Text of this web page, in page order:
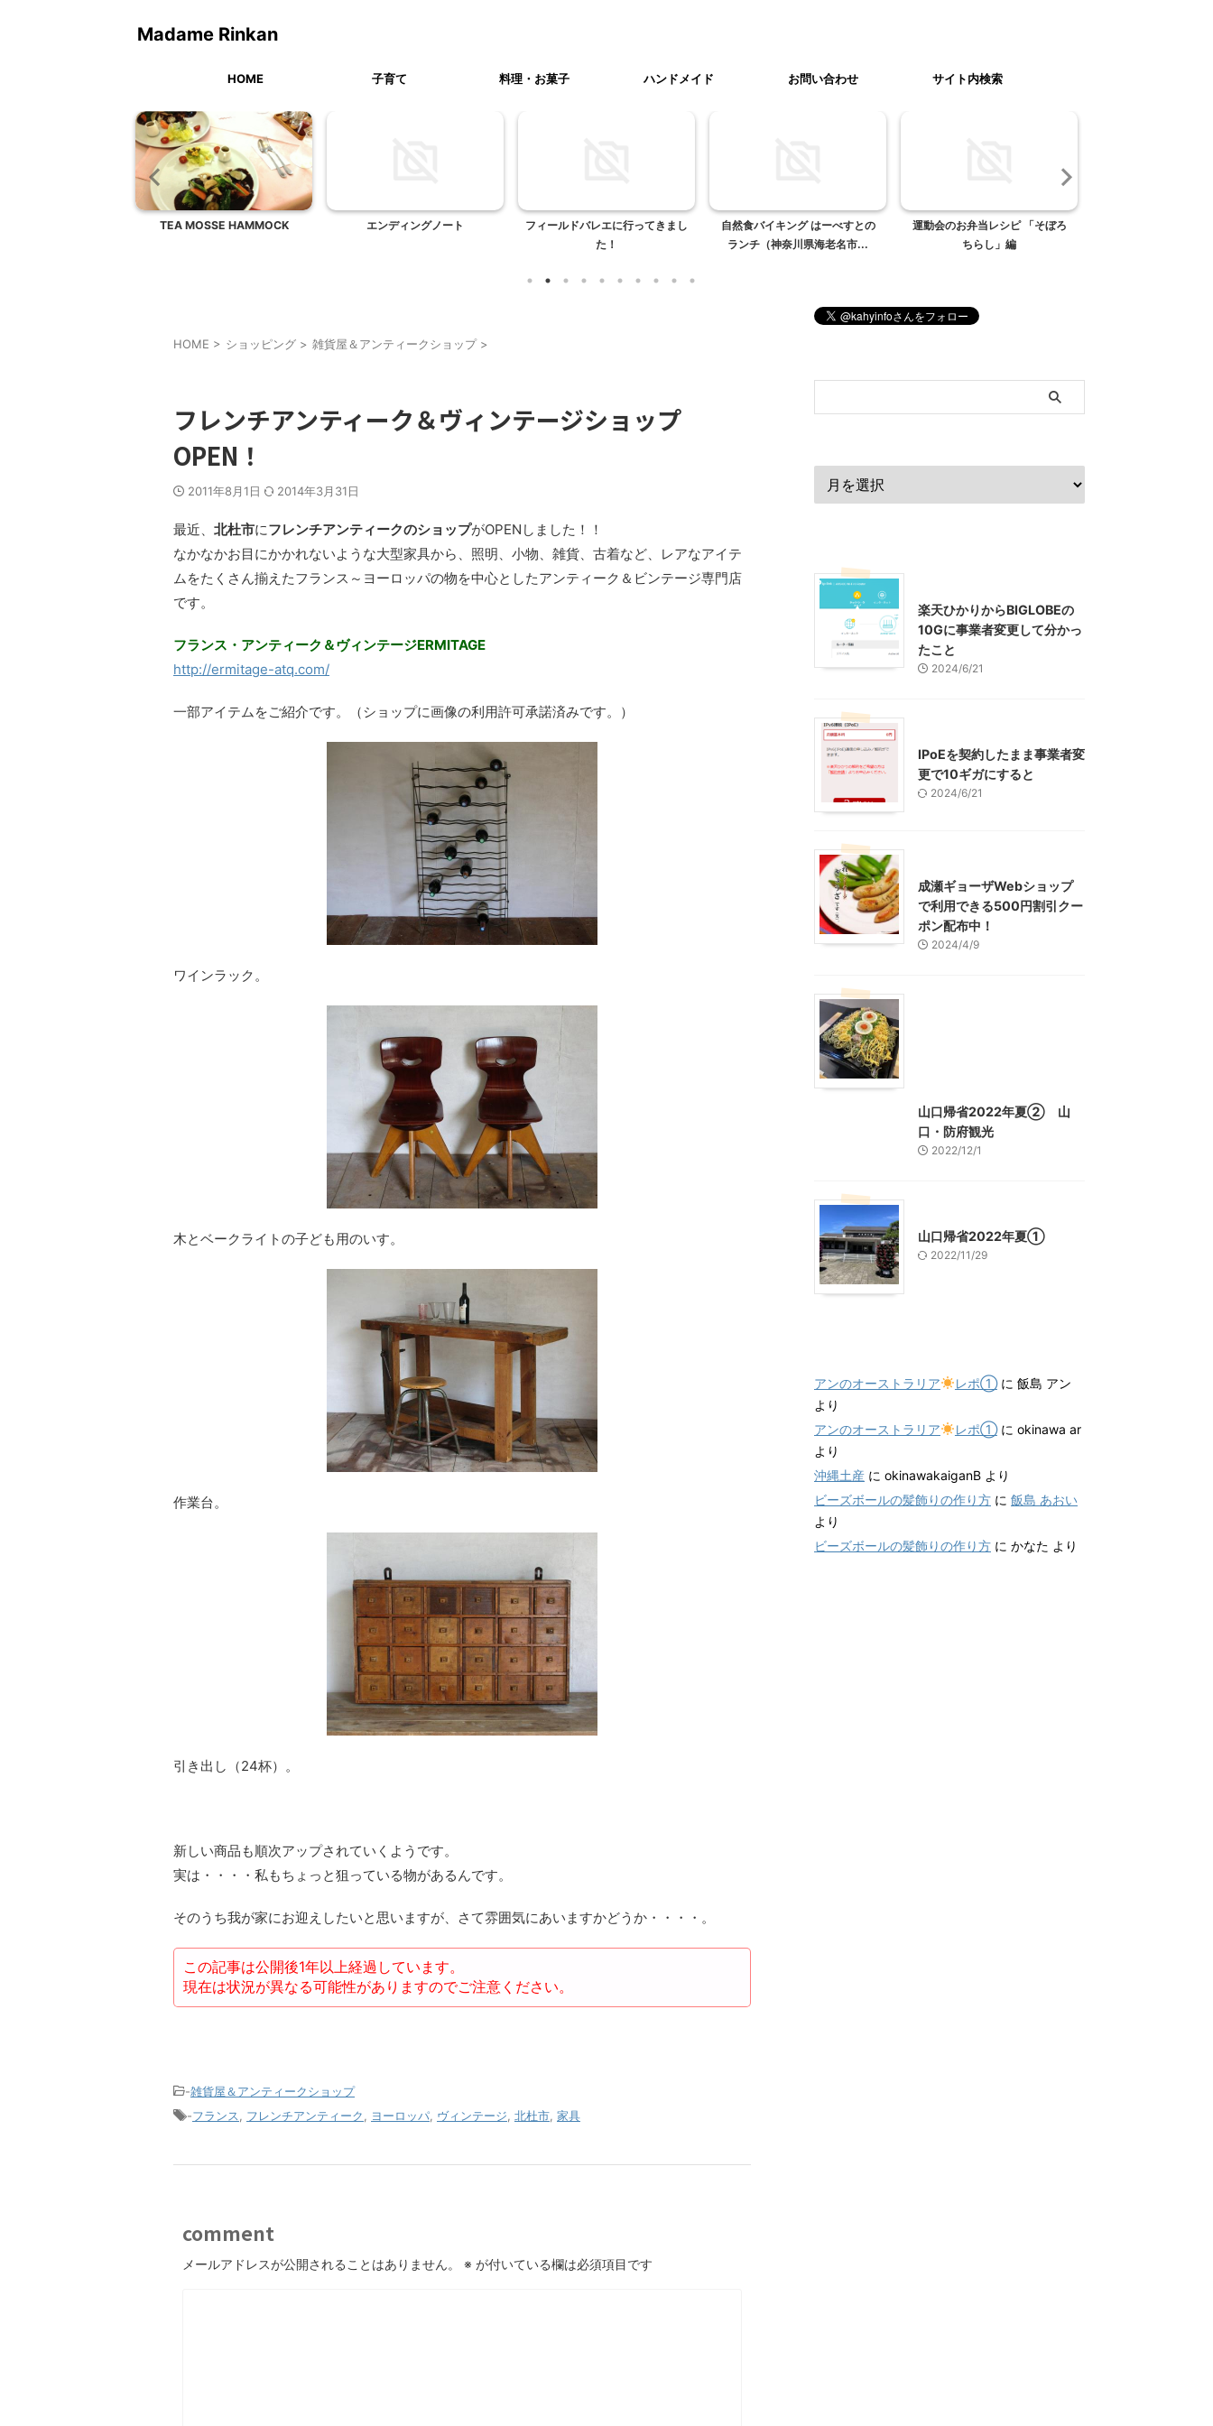
Madame Rinkan
HOME 子育て 料理・お菓子 ハンドメイド お問い合わせ サイト内検索
TEA MOSSE HAMMOCK エンディングノート
フィールドバレエに行ってきまし
た！
自然食バイキング はーべすとの
ランチ（神奈川県海老名市...
運動会のお弁当レシピ 「そぼろ
ちらし」編
HOME > ショッピング > 雑貨屋＆アンティークショップ >
フレンチアンティーク＆ヴィンテージショップ
OPEN！
2011年8月1日 2014年3月31日
最近、 北杜市にフレンチアンティークのショップがOPENしました！！
なかなかお目にかかれないような大型家具から、照明、小物、雑貨、古着など、レアなアイテ
ムをたくさん揃えたフランス～ヨーロッパの物を中心としたアンティーク＆ビンテージ専門店
です。
フランス・アンティーク＆ヴィンテージERMITAGE
http://ermitage-atq.com/
一部アイテムをご紹介です。（ショップに画像の利用許可承諾済みです。）
ワインラック。
木とベークライトの子ども用のいす。
作業台。
引き出し（24杯）。
新しい商品も順次アップされていくようです。
実は・・・・私もちょっと狙っている物があるんです。
そのうち我が家にお迎えしたいと思いますが、さて雰囲気にあいますかどうか・・・・。
この記事は公開後1年以上経過しています。
現在は状況が異なる可能性がありますのでご注意ください。
-雑貨屋＆アンティークショップ
-フランス フレンチアンティーク ヨーロッパ ヴィンテージ 北杜市 家具
comment
メールアドレスが公開されることはありません。 ※ が付いている欄は必須項目です
楽天ひかりからBIGLOBEの
10Gに事業者変更して分かっ
たこと
2024/6/21
IPoEを契約したまま事業者変
更で10ギガにすると
2024/6/21
成瀬ギョーザWebショップ
で利用できる500円割引クー
ポン配布中！
2024/4/9
山口帰省2022年夏② 山
口・防府観光
2022/12/1
山口帰省2022年夏①
2022/11/29
アンのオーストラリア レポ①に 飯島 アン
より
アンのオーストラリア
レポ①に okinawa ar
より
沖縄土産 に okinawakaiganB より
ビーズボールの髪飾りの作り方 に 飯島 あおい
より
ビーズボールの髪飾りの作り方 に かなた より